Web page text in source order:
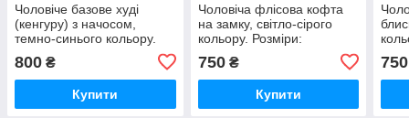
Чоловіче базове худі
(кенгуру) з начосом,
темно-синього кольору.
800 ₴
Купити
Чоловіча флісова кофта
на замку, світло-сірого
кольору. Розміри:
750₴
Купити
750